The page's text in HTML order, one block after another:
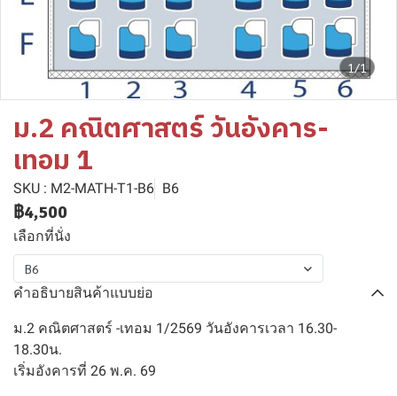
1/1
ม.2 คณิตศาสตร์ วันอังคาร-
เทอม 1
SKU : M2-MATH-T1-B6 B6
฿4,500
เลือกที่นั่ง
B6
คำอธิบายสินค้าแบบย่อ
ม.2 คณิตศาสตร์ -เทอม 1/2569 วันอังคารเวลา 16.30-
18.30น.
เริ่มอังคารที่ 26 พ.ค. 69